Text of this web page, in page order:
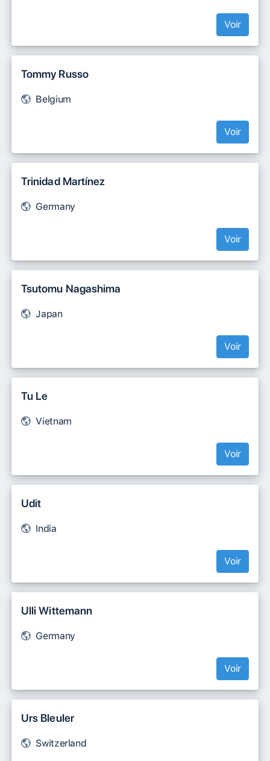
Voir
Tommy Russo
Belgium
Voir
Trinidad Martínez
Germany
Voir
Tsutomu Nagashima
Japan
Voir
Tu Le
Vietnam
Voir
Udit
India
Voir
Ulli Wittemann
Germany
Voir
Urs Bleuler
Switzerland